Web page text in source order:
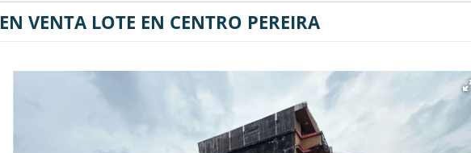
EN VENTA LOTE EN CENTRO PEREIRA